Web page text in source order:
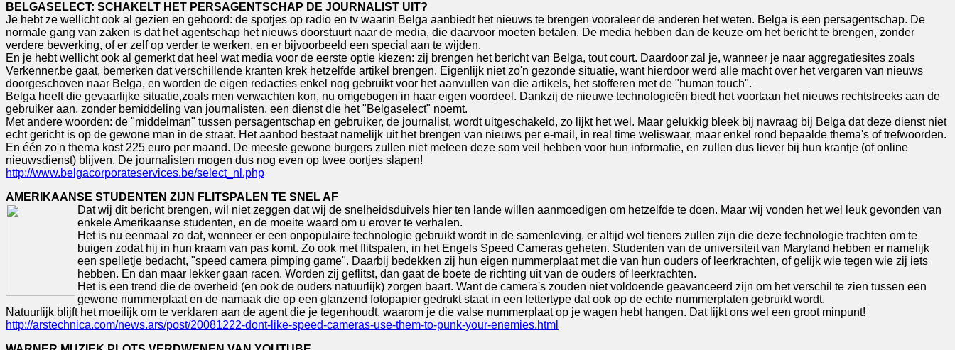
BELGASELECT: SCHAKELT HET PERSAGENTSCHAP DE JOURNALIST UIT?
Je hebt ze wellicht ook al gezien en gehoord: de spotjes op radio en tv waarin Belga aanbiedt het nieuws te brengen vooraleer de anderen het weten. Belga is een persagentschap. De
normale gang van zaken is dat het agentschap het nieuws doorstuurt naar de media, die daarvoor moeten betalen. De media hebben dan de keuze om het bericht te brengen, zonder
verdere bewerking, of er zelf op verder te werken, en er bijvoorbeeld een special aan te wijden.
En je hebt wellicht ook al gemerkt dat heel wat media voor de eerste optie kiezen: zij brengen het bericht van Belga, tout court. Daardoor zal je, wanneer je naar aggregatiesites zoals
Verkenner.be gaat, bemerken dat verschillende kranten krek hetzelfde artikel brengen. Eigenlijk niet zo'n gezonde situatie, want hierdoor werd alle macht over het vergaren van nieuws
doorgeschoven naar Belga, en worden de eigen redacties enkel nog gebruikt voor het aanvullen van die artikels, het stofferen met de "human touch".
Belga heeft die gevaarlijke situatie,zoals men verwachten kon, nu omgebogen in haar eigen voordeel. Dankzij de nieuwe technologieën biedt het voortaan het nieuws rechtstreeks aan de
gebruiker aan, zonder bemiddeling van journalisten, een dienst die het "Belgaselect" noemt.
Met andere woorden: de "middelman" tussen persagentschap en gebruiker, de journalist, wordt uitgeschakeld, zo lijkt het wel. Maar gelukkig bleek bij navraag bij Belga dat deze dienst niet
echt gericht is op de gewone man in de straat. Het aanbod bestaat namelijk uit het brengen van nieuws per e-mail, in real time weliswaar, maar enkel rond bepaalde thema's of trefwoorden.
En één zo'n thema kost 225 euro per maand. De meeste gewone burgers zullen niet meteen deze som veil hebben voor hun informatie, en zullen dus liever bij hun krantje (of online
nieuwsdienst) blijven. De journalisten mogen dus nog even op twee oortjes slapen!
http://www.belgacorporateservices.be/select_nl.php
AMERIKAANSE STUDENTEN ZIJN FLITSPALEN TE SNEL AF
Dat wij dit bericht brengen, wil niet zeggen dat wij de snelheidsduivels hier ten lande willen aanmoedigen om hetzelfde te doen. Maar wij vonden het wel leuk gevonden van
enkele Amerikaanse studenten, en de moeite waard om u erover te verhalen.
Het is nu eenmaal zo dat, wenneer er een onpopulaire technologie gebruikt wordt in de samenleving, er altijd wel tieners zullen zijn die deze technologie trachten om te
buigen zodat hij in hun kraam van pas komt. Zo ook met flitspalen, in het Engels Speed Cameras geheten. Studenten van de universiteit van Maryland hebben er namelijk
een spelletje bedacht, "speed camera pimping game". Daarbij bedekken zij hun eigen nummerplaat met die van hun ouders of leerkrachten, of gelijk wie tegen wie zij iets
hebben. En dan maar lekker gaan racen. Worden zij geflitst, dan gaat de boete de richting uit van de ouders of leerkrachten.
Het is een trend die de overheid (en ook de ouders natuurlijk) zorgen baart. Want de camera's zouden niet voldoende geavanceerd zijn om het verschil te zien tussen een
gewone nummerplaat en de namaak die op een glanzend fotopapier gedrukt staat in een lettertype dat ook op de echte nummerplaten gebruikt wordt.
Natuurlijk blijft het moeilijk om te verklaren aan de agent die je tegenhoudt, waarom je die valse nummerplaat op je wagen hebt hangen. Dat lijkt ons wel een groot minpunt!
http://arstechnica.com/news.ars/post/20081222-dont-like-speed-cameras-use-them-to-punk-your-enemies.html